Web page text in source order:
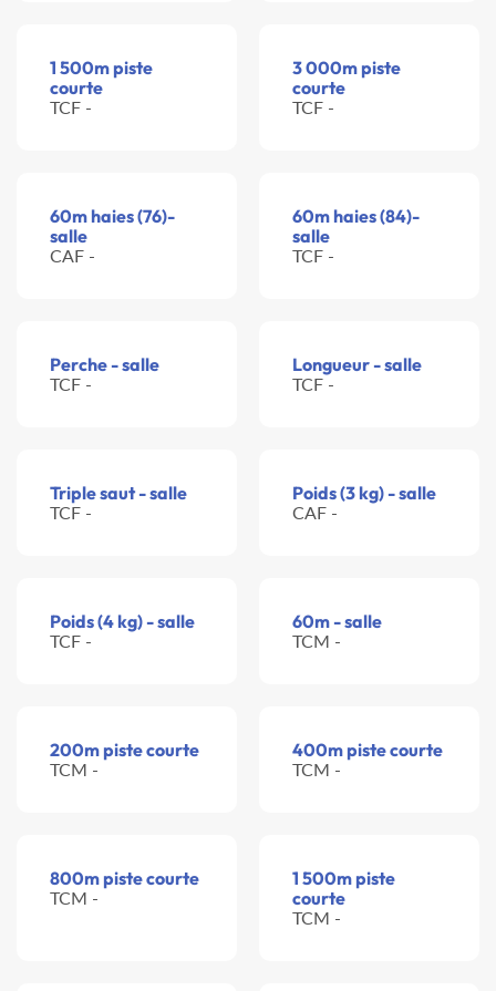
1 500m piste
courte
TCF -
3 000m piste
courte
TCF -
60m haies (76)-
salle
CAF -
60m haies (84)-
salle
TCF -
Perche - salle
TCF -
Longueur - salle
TCF -
Triple saut - salle
TCF -
Poids (3 kg) - salle
CAF -
Poids (4 kg) - salle
TCF -
60m - salle
TCM -
200m piste courte
TCM -
400m piste courte
TCM -
800m piste courte
TCM -
1 500m piste
courte
TCM -